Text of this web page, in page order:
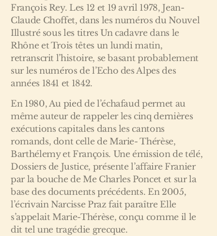
François Rey. Les 12 et 19 avril 1978, Jean-
Claude Choffet, dans les numéros du Nouvel
Illustré sous les titres Un cadavre dans le
Rhône et Trois têtes un lundi matin,
retranscrit l’histoire, se basant probablement
sur les numéros de l’Echo des Alpes des
années 1841 et 1842.
En 1980, Au pied de l’échafaud permet au
même auteur de rappeler les cinq dernières
exécutions capitales dans les cantons
romands, dont celle de Marie- Thérèse,
Barthélemy et François. Une émission de télé,
Dossiers de Justice, présente l’affaire Franier
par la bouche de Me Charles Poncet et sur la
base des documents précédents. En 2005,
l’écrivain Narcisse Praz fait paraître Elle
s’appelait Marie-Thérèse, conçu comme il le
dit tel une tragédie grecque.